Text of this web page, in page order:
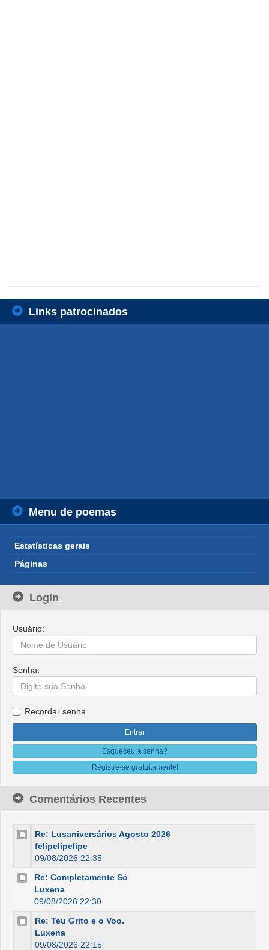
Links patrocinados
Menu de poemas
Estatísticas gerais
Páginas
Login
Usuário:
Senha:
Recordar senha
Esqueceu a senha?
Registre-se gratuitamente!
Comentários Recentes
Re: Lusaniversários Agosto 2026
felipelipelipe
09/08/2026 22:35
Re: Completamente Só
Luxena
09/08/2026 22:30
Re: Teu Grito e o Voo.
Luxena
09/08/2026 22:15